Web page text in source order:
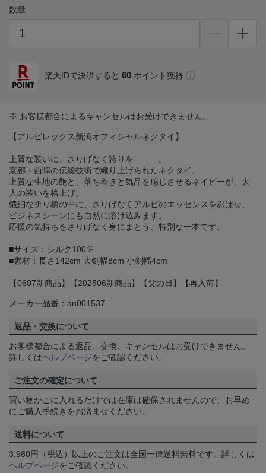
数量
楽天IDで決済すると 60 ポイント獲得
※ お客様都合によるキャンセルはお受けできません。
【アルビレックス新潟オフィシャルネクタイ】
上質な装いに、さりげなく誇りを―――。
京都・西陣の伝統技術で織り上げられたネクタイ。
上質な生地の艶と、落ち着きと気品を感じさせるネイビーが、大
人の装いを格上げ。
繊細な折り柄の中に、さりげなくアルビのエッセンスを忍ばせ、
ビジネスシーンにも自然に溶け込みます。
応援の気持ちをさりげなく身にまとう、特別な一本です。
■サイズ：シルク100％
■素材：長さ142cm 大剣幅8cm 小剣幅4cm
【0607新商品】【202506新商品】【父の日】【再入荷】
メーカー品番：an001537
返品・交換について
お客様都合による返品、交換、キャンセルはお受けできません。
詳しくはヘルプページをご確認ください。
ご注文の確定について
買い物かごに入れるだけでは在庫は確保されませんので、お早め
にご購入手続きをお済ませください。
送料について
3,980円（税込）以上のご注文は全国一律送料無料です。詳しくは
ヘルプページをご確認ください。